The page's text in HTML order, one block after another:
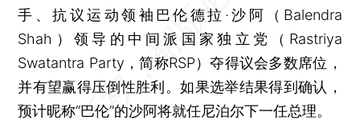
手、抗议运动领袖巴伦德拉·沙阿（Balendra
Shah）领导的中间派国家独立党（Rastriya
Swatantra Party，简称RSP）夺得议会多数席位，
并有望赢得压倒性胜利。如果选举结果得到确认，
预计昵称“巴伦”的沙阿将就任尼泊尔下一任总理。